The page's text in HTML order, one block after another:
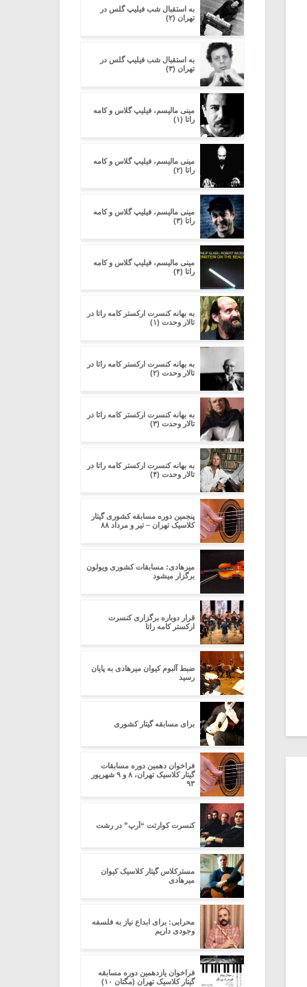
به استقبال شب فیلیپ گلس در
تهران (۲)
به استقبال شب فیلیپ گلس در
تهران (۳)
مینی مالیسم، فیلیپ گلاس و کامه
راتا (۱)
مینی مالیسم، فیلیپ گلاس و کامه
راتا (۲)
مینی مالیسم، فیلیپ گلاس و کامه
راتا (۳)
مینی مالیسم، فیلیپ گلاس و کامه
راتا (۴)
به بهانه کنسرت ارکستر کامه راتا در
تالار وحدت (۱)
به بهانه کنسرت ارکستر کامه راتا در
تالار وحدت (۲)
به بهانه کنسرت ارکستر کامه راتا در
تالار وحدت (۳)
به بهانه کنسرت ارکستر کامه راتا در
تالار وحدت (۴)
پنجمین دوره مسابقه کشوری گیتار
کلاسیک تهران – تیر و مرداد ۸۸
میرهادی: مسابقات کشوری ویولون
برگزار میشود
قرار دوباره برگزاری کنسرت
ارکستر کامه راتا
ضبط آلبوم کیوان میرهادی به پایان
رسید
برای مسابقه گیتار کشوری
فراخوان دهمین دوره مسابقات
گیتار کلاسیک تهران، ۸ و ۹ شهریور
۹۳
کنسرت کوارتت “اُرپ” در رشت
مسترکلاس گیتار کلاسیک کیوان
میرهادی
محرابی: برای ابداع نیاز به فلسفه
وجودی داریم
فراخوان یازدهمین دوره مسابقه
گیتار کلاسیک تهران (مگتان ۱۰)